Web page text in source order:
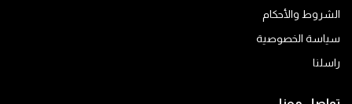
الشروط والأحكام
سياسة الخصوصية
راسلنا